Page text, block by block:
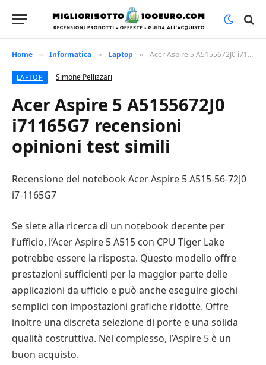
Home » Informatica » Laptop » Acer Aspire 5 A5155672J0 i71165G7 recensioni opinioni test simili
LAPTOP Simone Pellizzari
Acer Aspire 5 A5155672J0
i71165G7 recensioni
opinioni test simili
Recensione del notebook Acer Aspire 5 A515-56-72J0
i7-1165G7
Se siete alla ricerca di un notebook decente per
l’ufficio, l’Acer Aspire 5 A515 con CPU Tiger Lake
potrebbe essere la risposta. Questo modello offre
prestazioni sufficienti per la maggior parte delle
applicazioni da ufficio e può anche eseguire giochi
semplici con impostazioni grafiche ridotte. Offre
inoltre una discreta selezione di porte e una solida
qualità costruttiva. Nel complesso, l’Aspire 5 è un
buon acquisto.